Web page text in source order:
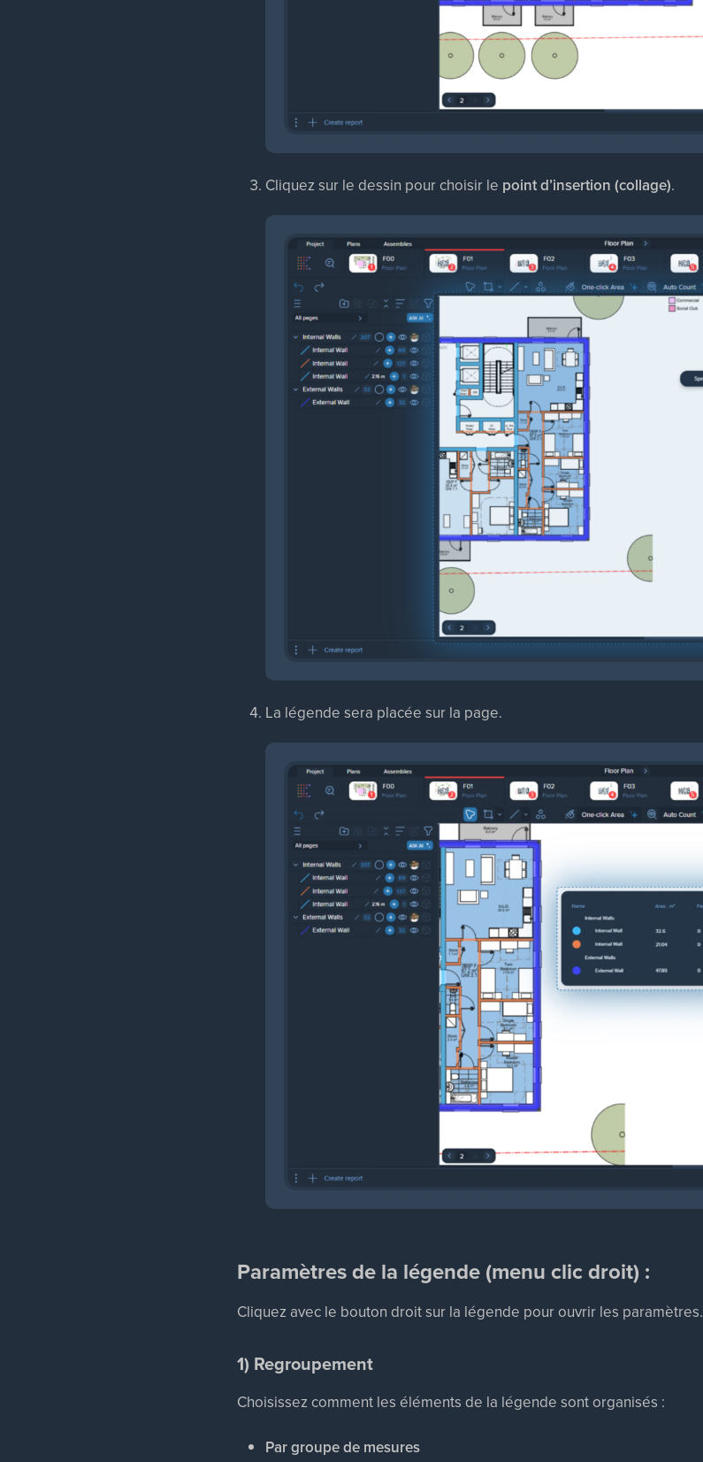
Cliquez sur le dessin pour choisir le point d’insertion (collage).
La légende sera placée sur la page.
Paramètres de la légende (menu clic droit) :
Cliquez avec le bouton droit sur la légende pour ouvrir les paramètres.
1) Regroupement
Choisissez comment les éléments de la légende sont organisés :
Par groupe de mesures